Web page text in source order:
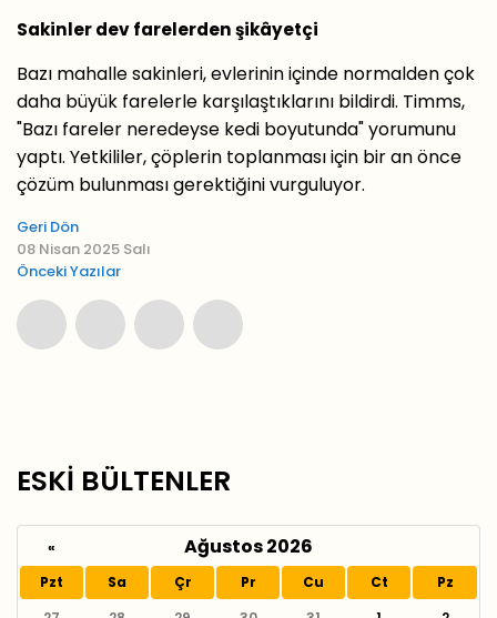
Sakinler dev farelerden şikâyetçi
Bazı mahalle sakinleri, evlerinin içinde normalden çok
daha büyük farelerle karşılaştıklarını bildirdi. Timms,
"Bazı fareler neredeyse kedi boyutunda" yorumunu
yaptı. Yetkililer, çöplerin toplanması için bir an önce
çözüm bulunması gerektiğini vurguluyor.
Geri Dön
08 Nisan 2025 Salı
Önceki Yazılar
ESKİ BÜLTENLER
« Ağustos 2026
Pzt Sa Çr Pr Cu Ct
Pz